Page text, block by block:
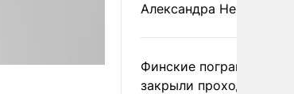
Александра Невзорова
Финские пограничники
закрыли проходы для